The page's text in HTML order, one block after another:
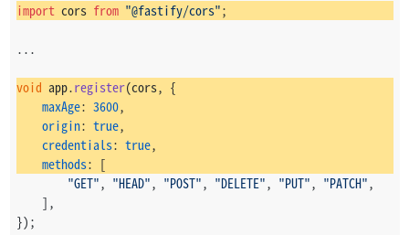
method: "POST",
expect(response.
expect
    });
it "POST /hello, name='David'"
const response = await app. inject ({
import cors from "@fastify/cors";
...
void app.register(cors, {
maxAge: 3600,
origin: true,
credentials: true,
methods: [
"GET", "HEAD", "POST", "DELETE", "PUT", "PATCH",
    ],
});